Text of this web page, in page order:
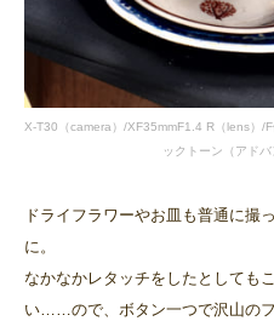
X-T30（camera）/XF35mmF1.4 R（lens）/
ックトーン（アドバ
ドライフラワーやお皿も普通に撮
に。
なかなかレタッチをしたとしても
い……ので、ボタン一つで沢山の